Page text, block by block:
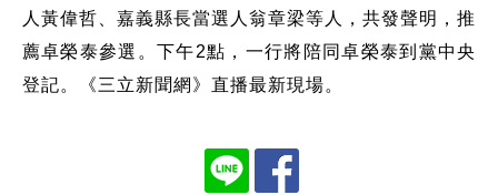
人黃偉哲、嘉義縣長當選人翁章梁等人，共發聲明，推
薦卓榮泰參選。下午2點，一行將陪同卓榮泰到黨中央
登記。《三立新聞網》直播最新現場。